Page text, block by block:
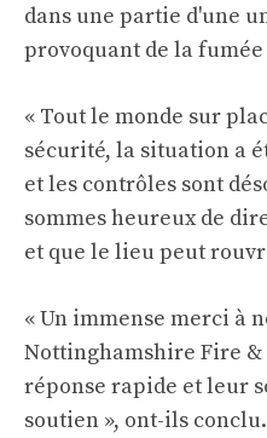
dans une partie d'une
provoquant de la
« Tout le monde sur
sécurité, la situation a
et les contrôles sont
sommes heureux de
et que le lieu peut
« Un immense merci à
Nottinghamshire Fire &
réponse rapide et leur
soutien », ont-ils conclu.